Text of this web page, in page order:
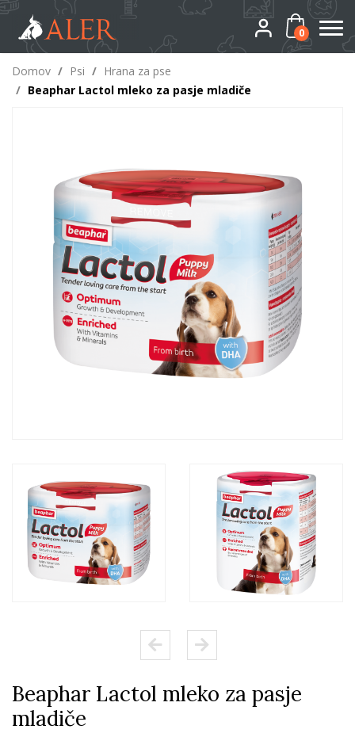
0
Domov / Psi / Hrana za pse
/ Beaphar Lactol mleko za pasje mladiče
Beaphar Lactol mleko za pasje
mladiče